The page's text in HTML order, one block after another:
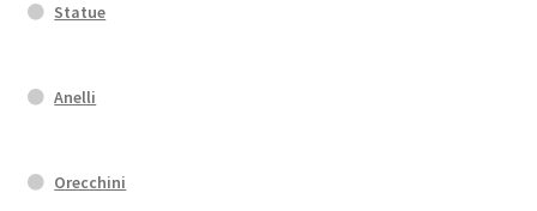
Statue
Anelli
Orecchini